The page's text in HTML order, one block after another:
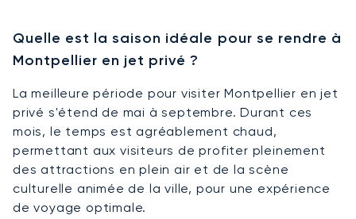
Quelle est la saison idéale pour se rendre à
Montpellier en jet privé ?
La meilleure période pour visiter Montpellier en jet
privé s'étend de mai à septembre. Durant ces
mois, le temps est agréablement chaud,
permettant aux visiteurs de profiter pleinement
des attractions en plein air et de la scène
culturelle animée de la ville, pour une expérience
de voyage optimale.